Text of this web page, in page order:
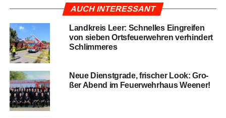
AUCH INTERESSANT
Land­kreis Leer: Schnel­les Ein­grei­fen
von sie­ben Orts­feu­er­weh­ren ver­hin­dert
Schlimmeres
Neue Dienst­gra­de, fri­scher Look: Gro­
ßer Abend im Feu­er­wehr­haus Weener!